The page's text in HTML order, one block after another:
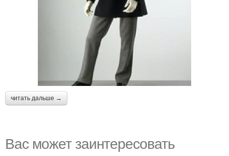
читать дальше →
Вас может заинтересовать